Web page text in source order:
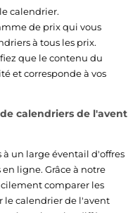
calendrier.
de prix qui vous
à tous les prix.
que le contenu du
et corresponde à vos
calendriers de l'avent
à un large éventail d'offres
ligne. Grâce à notre
comparer les
le calendrier de l'avent